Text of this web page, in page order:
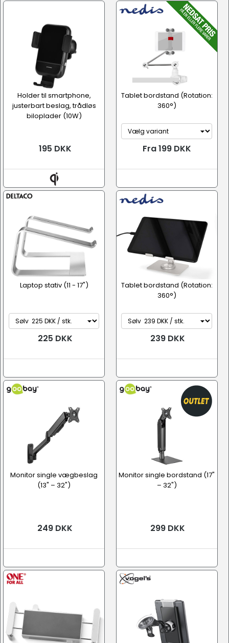
Holder til smartphone,
justerbart beslag, trådløs
biloplader (10W)
195 DKK
Tablet bordstand (Rotation:
360°)
Fra 199 DKK
Laptop stativ (11 - 17")
225 DKK
Tablet bordstand (Rotation:
360°)
239 DKK
Monitor single vægbeslag
(13" – 32")
249 DKK
Monitor single bordstand (17"
– 32")
299 DKK